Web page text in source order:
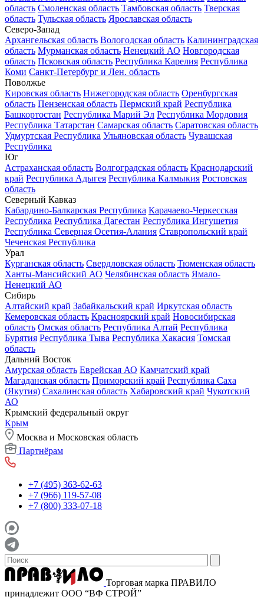
область Смоленская область Тамбовская область Тверская
область Тульская область Ярославская область
Северо-Запад
Архангельская область Вологодская область Калининградская
область Мурманская область Ненецкий АО Новгородская
область Псковская область Республика Карелия Республика
Коми Санкт-Петербург и Лен. область
Поволжье
Кировская область Нижегородская область Оренбургская
область Пензенская область Пермский край Республика
Башкортостан Республика Марий Эл Республика Мордовия
Республика Татарстан Самарская область Саратовская область
Удмуртская Республика Ульяновская область Чувашская
Республика
Юг
Астраханская область Волгоградская область Краснодарский
край Республика Адыгея Республика Калмыкия Ростовская
область
Северный Кавказ
Кабардино-Балкарская Республика Карачаево-Черкесская
Республика Республика Дагестан Республика Ингушетия
Республика Северная Осетия-Алания Ставропольский край
Чеченская Республика
Урал
Курганская область Свердловская область Тюменская область
Ханты-Мансийский АО Челябинская область Ямало-
Ненецкий АО
Сибирь
Алтайский край Забайкальский край Иркутская область
Кемеровская область Красноярский край Новосибирская
область Омская область Республика Алтай Республика
Бурятия Республика Тыва Республика Хакасия Томская
область
Дальний Восток
Амурская область Еврейская АО Камчатский край
Магаданская область Приморский край Республика Саха
(Якутия) Сахалинская область Хабаровский край Чукотский
АО
Крымский федеральный округ
Крым
Москва и Московская область
Партнёрам
+7 (495) 363-62-63
+7 (966) 119-57-08
+7 (800) 333-07-18
Торговая марка ПРАВИЛО
принадлежит ООО “ВФ СТРОЙ”